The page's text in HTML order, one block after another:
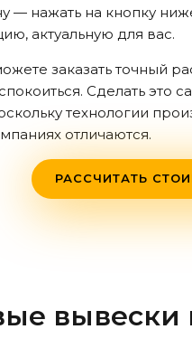
— нажать на кнопку
актуальную для вас.
заказать точный
Сделать это
технологии
отличаются.
РАССЧИТАТЬ
вывески